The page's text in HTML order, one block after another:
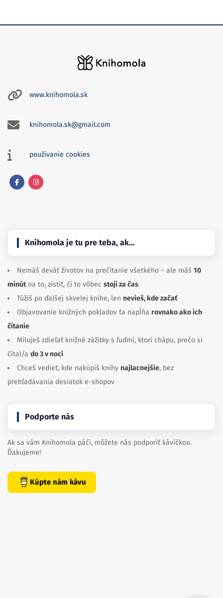
www.knihomola.sk
knihomola.sk@gmail.com
používanie cookies
Knihomola je tu pre teba, ak…
Nemáš deväť životov na prečítanie všetkého – ale máš 10
minútna to, zistiť, či to vôbec stojí za čas
Túžiš po ďalšej skvelej knihe, len nevieš, kde začať
Objavovanie knižných pokladov ťa napĺňa rovnako ako ich
čítanie
Miluješ zdieľať knižné zážitky s ľuďmi, ktorí chápu, prečo si
čítal/a do 3 v noci
Chceš vedieť, kde nakúpiš knihy najlacnejšie, bez
prehľadávania desiatok e-shopov
Podporte nás
Ak sa vám Knihomola páči, môžete nás podporiť kávičkou.
Ďakujeme!
Kúpte nám kávu